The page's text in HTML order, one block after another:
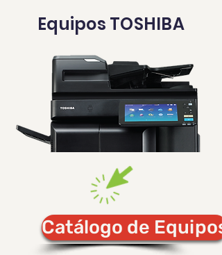
Equipos TOSHIBA
Catálogo de Equipos